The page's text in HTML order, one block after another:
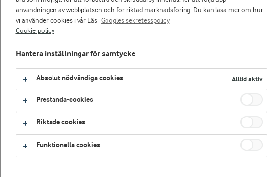
300 g
Arla® Familjefavoriter - milda och goda ostar för
smidig konsistens, gräddig smak, och är här i en
hushåll, helt enkelt! Supersmidigt med skivad ost
dessutom lite roligare mackor Tips: ta en skiva ost
panikfrukosten! Vår Port Salut är tillverkad i Vium,
Arlagårdar.
KÖP
användningen av webbplatsen och för riktad marknadsföring. Du kan läsa mer om hur
vi använder cookies i vår Läs Googles sekretesspolicy
Cookie-policy
Hantera inställningar för samtycke
Absolut nödvändiga cookies Alltid aktiv
Prestanda-cookies
Riktade cookies
Funktionella cookies